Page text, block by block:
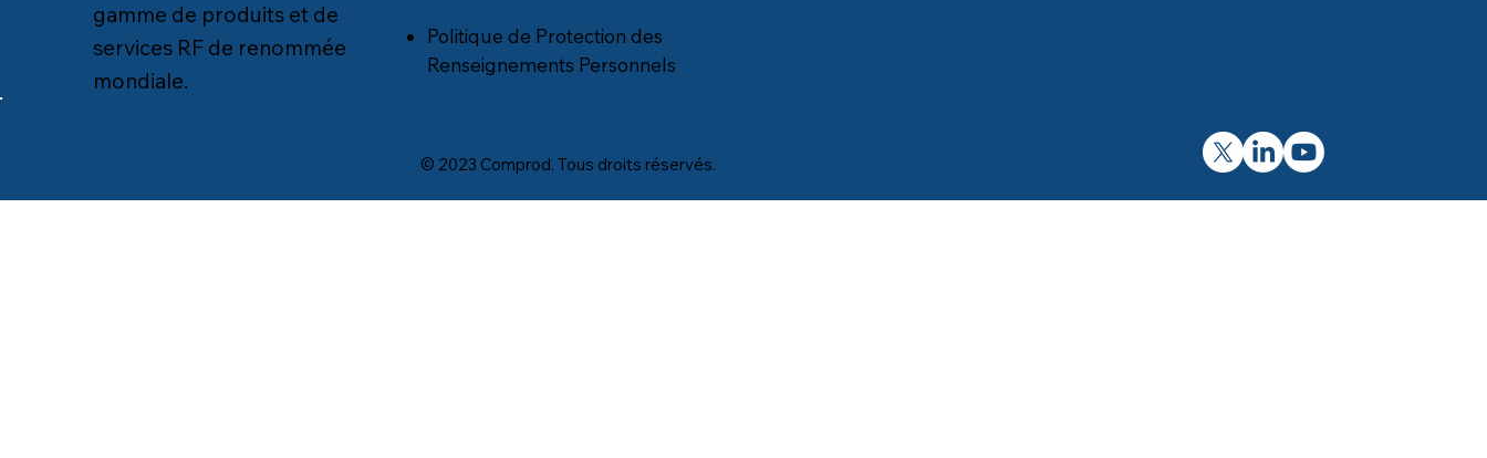
gamme de produits et de
services RF de renommée
mondiale.
Politique de Protection des
Renseignements Personnels
© 2023 Comprod. Tous droits réservés.